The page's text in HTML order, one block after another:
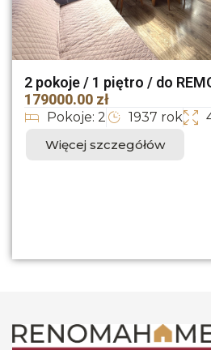
2 pokoje / 1 piętro / do
179000.00 zł
Pokoje: 2 1937 rok
Więcej szczegółów